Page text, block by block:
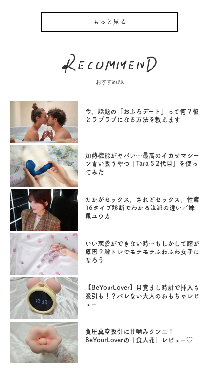
もっと見る
おすすめPR
今、話題の「おふろデート」って何？彼
とラブラブになる方法を教えます
加熱機能がヤバい…最高のイカせマシー
ン青い吸うやつ『Tara S 2代目』を使っ
てみた
たかがセックス。されどセックス。性癖
16タイプ診断でわかる流派の違い／妹
尾ユウカ
いい恋愛ができない時…もしかして膣が
原因？膣トレでモテモテふわふわ女子に
なろう
【BeYourLover】目覚まし時計で挿入も
吸引も！？バレない大人のおもちゃレビ
ュー
負圧真空吸引に甘噛みクンニ！
BeYourLoverの「食人花」レビュー♡